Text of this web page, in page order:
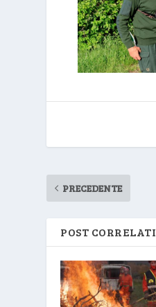
PRECEDENTE
POST CORRELATI